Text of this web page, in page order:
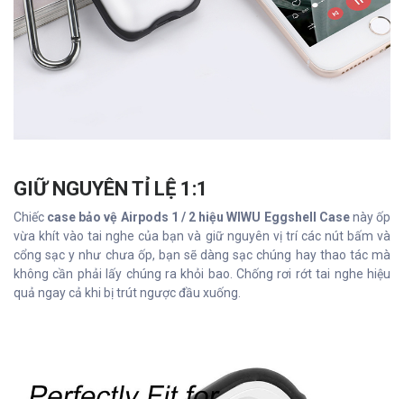
GIỮ NGUYÊN TỈ LỆ 1:1
Chiếc case bảo vệ Airpods 1 / 2 hiệu WIWU Eggshell Casenày ốp
vừa khít vào tai nghe của bạn và giữ nguyên vị trí các nút bấm và
cổng sạc y như chưa ốp, bạn sẽ dàng sạc chúng hay thao tác mà
không cần phải lấy chúng ra khỏi bao. Chống rơi rớt tai nghe hiệu
quả ngay cả khi bị trút ngược đầu xuống.